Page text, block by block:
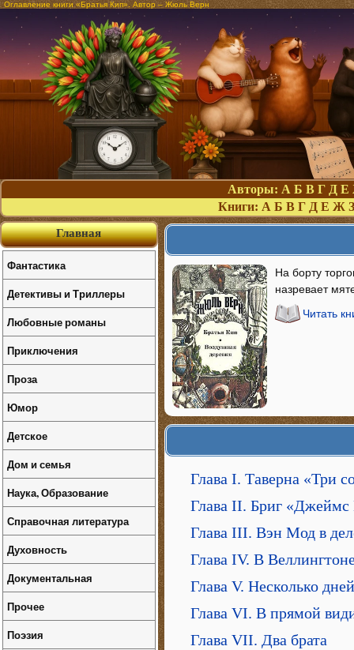
Оглавление книги «Братья Кип». Автор – Жюль Верн
Авторы: А Б В Г Д Е
Книги: А Б В Г Д Е Ж З
На борту
назревает
Читать
Глава I. Таверна «Три
Глава II. Бриг «Джеймс
Глава III. Вэн Мод в
Глава IV. В
Глава V. Несколько
Глава VI. В прямой
Глава VII. Два брата
Главная
Фантастика
Детективы и Триллеры
Любовные романы
Приключения
Проза
Юмор
Детское
Дом и семья
Наука, Образование
Справочная литература
Духовность
Документальная
Прочее
Поэзия